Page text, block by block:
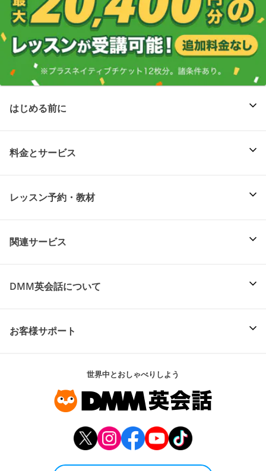
はじめる前に
料金とサービス
レッスン予約・教材
関連サービス
DMM英会話について
お客様サポート
世界中とおしゃべりしよう